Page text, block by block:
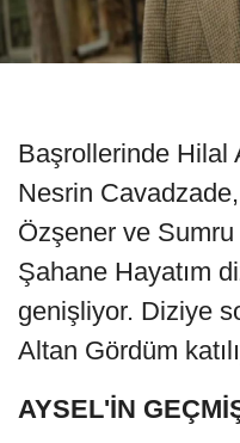
Başrollerinde Hilal
Nesrin
Özşener ve Sumru
Şahane Hayatım
genişliyor. Diziye
Altan Gördüm
AYSEL'İN